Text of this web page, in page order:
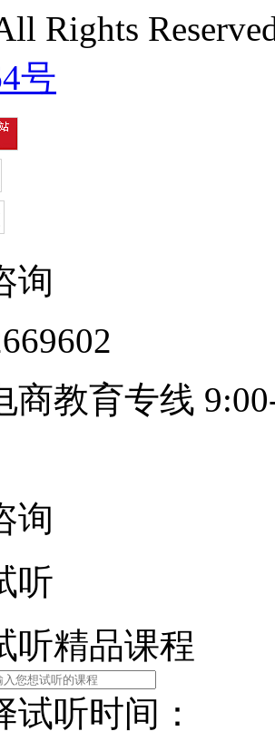
Rights
号
询
商教育专线
询
听
听精品课程
试听时间：